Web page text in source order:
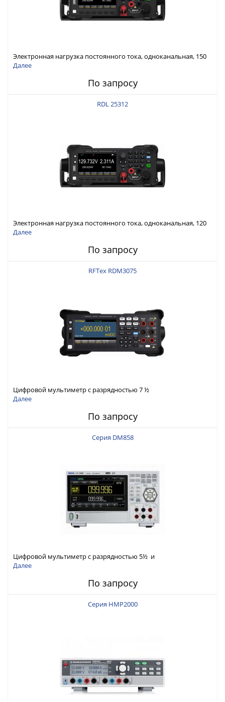
Электронная нагрузка постоянного тока, одноканальная, 150
В, 30 А, 300 Вт
Далее
По запросу
RDL 25312
Электронная нагрузка постоянного тока, одноканальная, 120
В, 60 А, 300 Вт
Далее
По запросу
RFTex RDM3075
Цифровой мультиметр с разрядностью 7 ½
Далее
По запросу
Серия DM858
Цифровой мультиметр с разрядностью 5½ и
интерфейсами USB-device, USB-host, LAN и Web control
Далее
По запросу
Серия HMP2000